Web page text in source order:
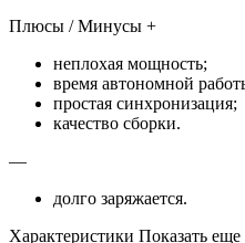
Плюсы / Минусы +
неплохая мощность;
время автономной
простая синхронизация;
качество сборки.
—
долго заряжается.
Характеристики Показать еще